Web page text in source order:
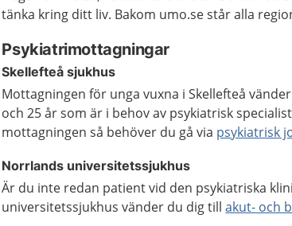
tänka kring ditt liv. Bakom umo.se står alla
Psykiatrimottagningar
Skellefteå sjukhus
Mottagningen för unga vuxna i Skellefteå
och 25 år som är i behov av psykiatrisk
mottagningen så behöver du gå via psykiatrisk
Norrlands universitetssjukhus
Är du inte redan patient vid den psykiatriska
universitetssjukhus vänder du dig tillakut- och